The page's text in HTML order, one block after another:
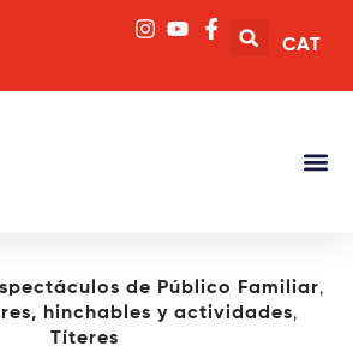
CAT
de Público Familiar,
hinchables y actividades,
Títeres